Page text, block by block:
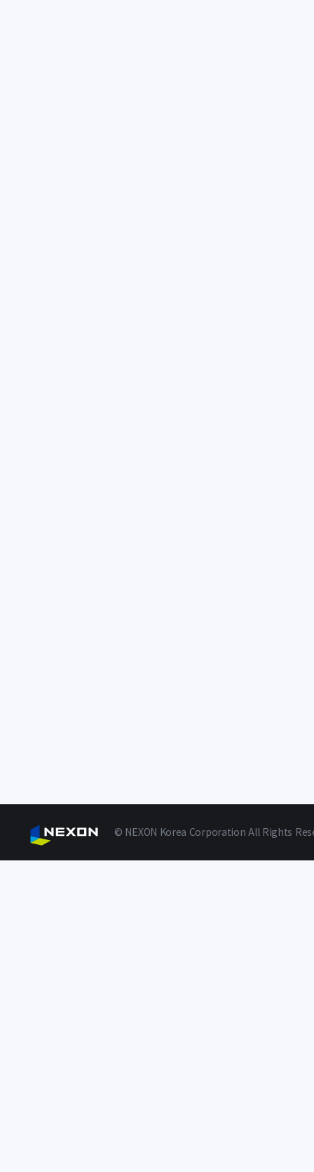
© NEXON Korea Corporation All Rights